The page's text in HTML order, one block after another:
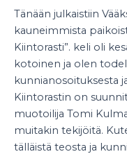
Tänään julkaistiin
kauneimmista
Kiintorasti”. keli oli
kotoinen ja olen
kunnianosoituksesta
Kiintorastin on
muotoilija Tomi
muitakin tekijöitä.
tälläistä teosta ja